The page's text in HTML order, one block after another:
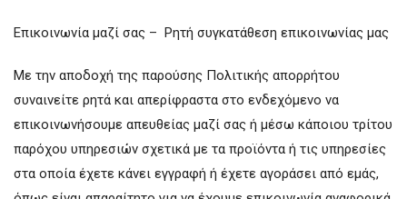
Επικοινωνία μαζί σας – Ρητή συγκατάθεση επικοινωνίας μας
Με την αποδοχή της παρούσης Πολιτικής απορρήτου
συναινείτε ρητά και απερίφραστα στο ενδεχόμενο να
επικοινωνήσουμε απευθείας μαζί σας ή μέσω κάποιου τρίτου
παρόχου υπηρεσιών σχετικά με τα προϊόντα ή τις υπηρεσίες
στα οποία έχετε κάνει εγγραφή ή έχετε αγοράσει από εμάς,